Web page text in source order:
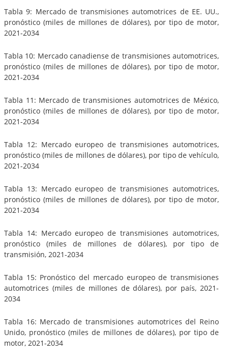
Tabla 9: Mercado de transmisiones automotrices de EE. UU.,
pronóstico (miles de millones de dólares), por tipo de motor,
2021-2034
Tabla 10: Mercado canadiense de transmisiones automotrices,
pronóstico (miles de millones de dólares), por tipo de motor,
2021-2034
Tabla 11: Mercado de transmisiones automotrices de México,
pronóstico (miles de millones de dólares), por tipo de motor,
2021-2034
Tabla 12: Mercado europeo de transmisiones automotrices,
pronóstico (miles de millones de dólares), por tipo de vehículo,
2021-2034
Tabla 13: Mercado europeo de transmisiones automotrices,
pronóstico (miles de millones de dólares), por tipo de motor,
2021-2034
Tabla 14: Mercado europeo de transmisiones automotrices,
pronóstico (miles de millones de dólares), por tipo de
transmisión, 2021-2034
Tabla 15: Pronóstico del mercado europeo de transmisiones
automotrices (miles de millones de dólares), por país, 2021-
2034
Tabla 16: Mercado de transmisiones automotrices del Reino
Unido, pronóstico (miles de millones de dólares), por tipo de
motor, 2021-2034